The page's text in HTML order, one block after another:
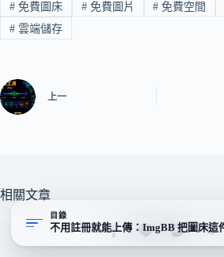
#免費圖床 #免費圖片 # 免費空間
#雲端儲存
上一
相關文章
目錄
不用註冊就能上傳：ImgBB 把圖床這